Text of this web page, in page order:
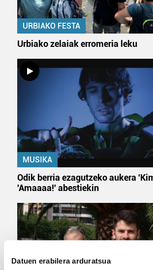
Datuen erabilera arduratsua
URBIAKO FESTA
Urbiako zelaiak erromeria leku
MUSIKA
Odik berria ezagutzeko aukera
'Amaaaa!' abestiekin